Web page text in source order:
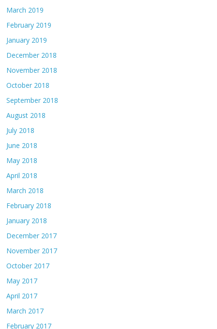
March 2019
February 2019
January 2019
December 2018
November 2018
October 2018
September 2018
August 2018
July 2018
June 2018
May 2018
April 2018
March 2018
February 2018
January 2018
December 2017
November 2017
October 2017
May 2017
April 2017
March 2017
February 2017